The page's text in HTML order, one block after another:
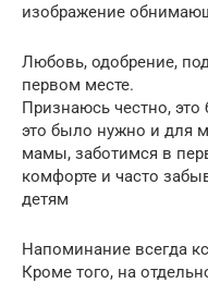
изображение
Любовь, одобрение,
первом месте.
Признаюсь честно,
это было нужно и для
мамы, заботимся в
комфорте и часто
детям
Напоминание всегда
Кроме того, на